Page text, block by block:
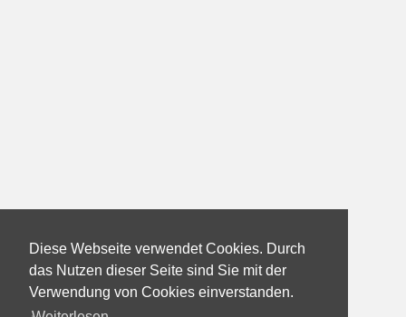
Diese Webseite verwendet Cookies. Durch
das Nutzen dieser Seite sind Sie mit der
Verwendung von Cookies einverstanden.